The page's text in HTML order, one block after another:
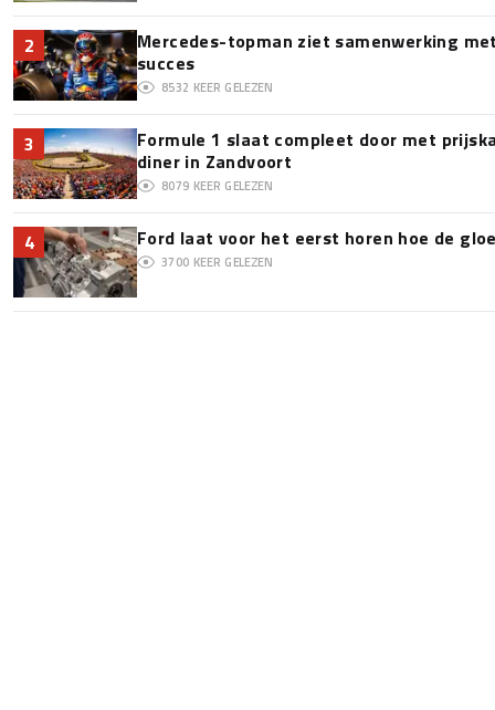
2
Mercedes-topman ziet samenwerking
succes
8532 KEER GELEZEN
3
Formule 1 slaat compleet door met
diner in Zandvoort
8079 KEER GELEZEN
4 Ford laat voor het eerst horen hoe de
3700 KEER GELEZEN